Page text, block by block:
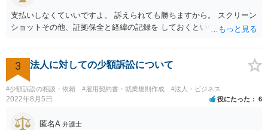
して，休止要請の対象と考える余地はあるかと思われます。 こうした
解釈を採った場合，強制力はないまでも，事実上挙式等の実施が困難
となる外部的要因があったとして，顧客の「責めに帰すべき事由」が
め，安易に請求ができると考えるのは危険かと思われます。 なお，仮
に全額の請求が不可能となっても，これまでに生じた費用や打合せ相
当分の報酬の範囲であれば，中途終了時の委任事務への報酬請求や不
当利得返還請求として，支払いを求められる可能性はあるかと思われ
えない場合，基本的には代理人を介した交渉や，法的手続きを取るこ
支払いしなくていいですよ。 訴えられても勝ちますから。 スクリーン
ショットその他、証拠保全と経緯の記録を しておくといいでしょう。
3 法人に対しての少額訴訟について
#少額訴訟の相談・依頼 #雇用契約書・就業規則作成 #法人・ビジネス
2022年8月5日 役にたった 6
匿名A 弁護士